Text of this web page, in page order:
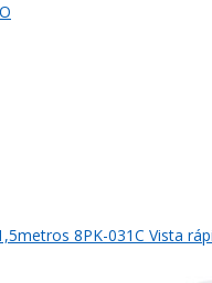
Vista